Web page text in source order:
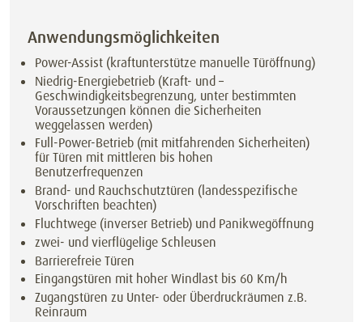
Anwendungsmöglichkeiten
Power-Assist (kraftunterstütze manuelle Türöffnung)
Niedrig-Energiebetrieb (Kraft- und –
Geschwindigkeitsbegrenzung, unter bestimmten
Voraussetzungen können die Sicherheiten
weggelassen werden)
Full-Power-Betrieb (mit mitfahrenden Sicherheiten)
für Türen mit mittleren bis hohen
Benutzerfrequenzen
Brand- und Rauchschutztüren (landesspezifische
Vorschriften beachten)
Fluchtwege (inverser Betrieb) und Panikwegöffnung
zwei- und vierflügelige Schleusen
Barrierefreie Türen
Eingangstüren mit hoher Windlast bis 60 Km/h
Zugangstüren zu Unter- oder Überdruckräumen z.B.
Reinraum